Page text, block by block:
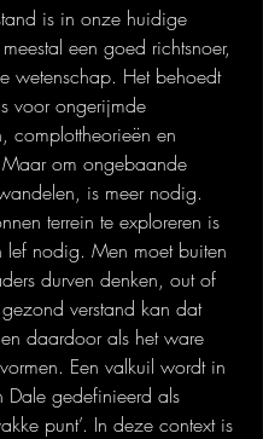
is in onze huidige
een goed richtsnoer,
wetenschap. Het behoedt
voor ongerijmde
complottheorieën en
om ongebaande
is meer nodig.
terrein te exploreren is
lef nodig. Men moet buiten
durven denken, out of
verstand kan dat
daardoor als het ware
Een valkuil wordt in
Dale gedefinieerd als
punt’. In deze context is